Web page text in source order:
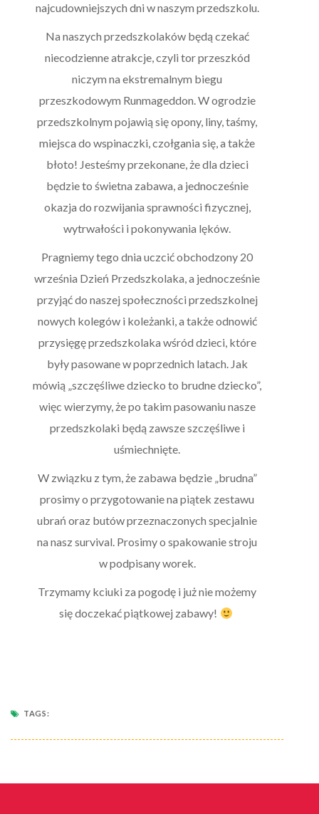
najcudowniejszych dni w naszym przedszkolu.
Na naszych przedszkolaków będą czekać
niecodzienne atrakcje, czyli tor przeszkód
niczym na ekstremalnym biegu
przeszkodowym Runmageddon. W ogrodzie
przedszkolnym pojawią się opony, liny, taśmy,
miejsca do wspinaczki, czołgania się, a także
błoto! Jesteśmy przekonane, że dla dzieci
będzie to świetna zabawa, a jednocześnie
okazja do rozwijania sprawności fizycznej,
wytrwałości i pokonywania lęków.
Pragniemy tego dnia uczcić obchodzony 20
września Dzień Przedszkolaka, a jednocześnie
przyjąć do naszej społeczności przedszkolnej
nowych kolegów i koleżanki, a także odnowić
przysięgę przedszkolaka wśród dzieci, które
były pasowane w poprzednich latach. Jak
mówią „szczęśliwe dziecko to brudne dziecko”,
więc wierzymy, że po takim pasowaniu nasze
przedszkolaki będą zawsze szczęśliwe i
uśmiechnięte.
W związku z tym, że zabawa będzie „brudna”
prosimy o przygotowanie na piątek zestawu
ubrań oraz butów przeznaczonych specjalnie
na nasz survival. Prosimy o spakowanie stroju
w podpisany worek.
Trzymamy kciuki za pogodę i już nie możemy
się doczekać piątkowej zabawy!
TAGS: